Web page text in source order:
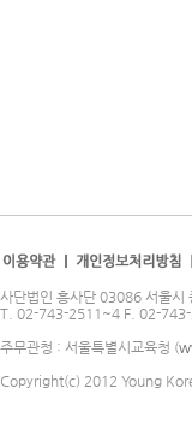
사단법인 흥사단 03086 서울시
T. 02-743-2511~4 F. 02-
주무관청 : 서울특별시교육청 (
Copyright(c) 2012 Young